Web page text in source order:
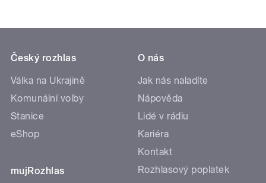
Český rozhlas
Válka na Ukrajině
Komunální volby
Stanice
eShop
mujRozhlas
O nás
Jak nás naladíte
Nápověda
Lidé v rádiu
Kariéra
Kontakt
Rozhlasový poplatek